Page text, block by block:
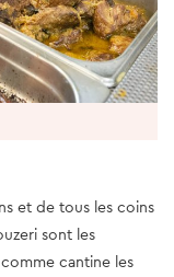
et de tous les coins
sont les
cantine les